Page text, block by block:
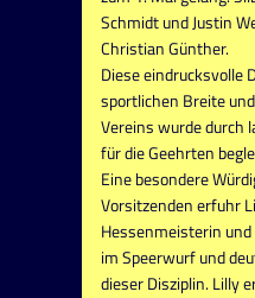
Schmidt und Justin
Christian Günther.
Diese eindrucksvolle
sportlichen Breite
Vereins wurde durch
für die Geehrten
Eine besondere
Vorsitzenden erfuhr
Hessenmeisterin
im Speerwurf und
dieser Disziplin. Lilly